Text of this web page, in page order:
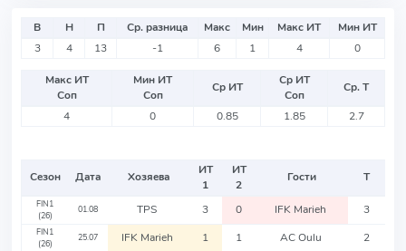
В Н П Ср. разница Макс Мин Макс ИТ
Мин ИТ
3
4 13 -1 6 1 4 0
Макс ИТ
Соп
Мин ИТ
Соп
Ср ИТ
Ср ИТ
Соп
Ср. Т
4
0 0.85 1.85 2.7
Сезон Дата Хозяева
ИТ
1
ИТ
2
Гости Т
FIN1
(26)
01.08 TPS 3 0 IFK Marieh 3
FIN1
(26)
25.07 IFK Marieh 1 1 AC Oulu 2